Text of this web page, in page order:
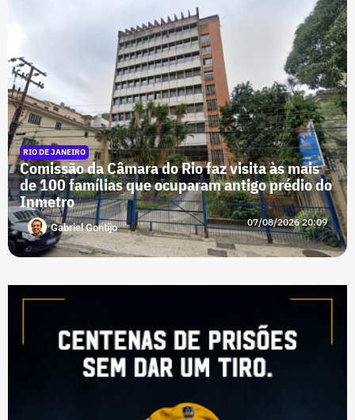
RIO DE JANEIRO
Comissão da Câmara do Rio faz visita às mais
de 100 famílias que ocuparam antigo prédio do
Inmetro
Gabriel Gontijo 07/08/2026 20:09